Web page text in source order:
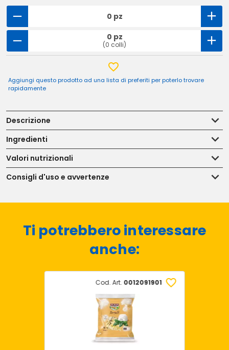
0 pz
0 pz
(0 colli)
Aggiungi questo prodotto ad una lista di preferiti per poterlo trovare
rapidamente
Descrizione
Ingredienti
Valori nutrizionali
Consigli d'uso e avvertenze
Ti potrebbero interessare
anche:
Cod. Art. 0012091901